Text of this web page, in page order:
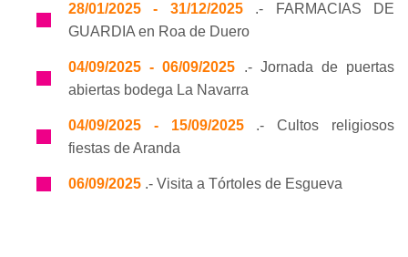
28/01/2025 - 31/12/2025.- FARMACIAS DE
GUARDIA en Roa de Duero
04/09/2025 - 06/09/2025 .- Jornada de puertas
abiertas bodega La Navarra
04/09/2025 - 15/09/2025.- Cultos religiosos
fiestas de Aranda
06/09/2025 .- Visita a Tórtoles de Esgueva